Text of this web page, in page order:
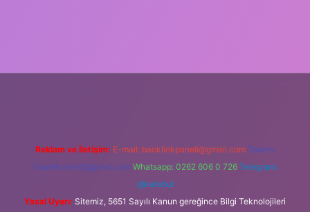
Reklam ve İletişim: E-mail: backlinkpaneli@gmail.com Teams:
forumhizmeti@gmail.com Whatsapp: 0262 606 0 726 Telegram:
@karabul
Yasal Uyarı: Sitemiz, 5651 Sayılı Kanun gereğince Bilgi Teknolojileri